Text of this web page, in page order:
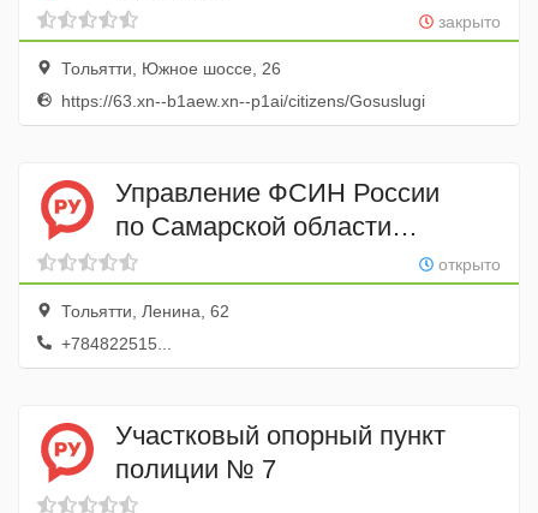
закрыто
Тольятти, Южное шоссе, 26
https://63.xn--b1aew.xn--p1ai/citizens/Gosuslugi
Управление ФСИН России
по Самарской области
Уголовно-исполнительная
инспекция
открыто
Тольятти, Ленина, 62
+784822515...
Участковый опорный пункт
полиции № 7